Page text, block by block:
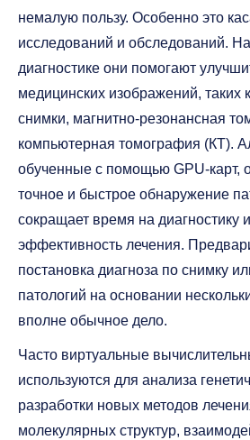
немалую пользу. Особенно это
исследований и обследований.
диагностике они помогают
медицинских изображений, таких
снимки, магнитно-резонансная
компьютерная томография (КТ).
обученные с помощью GPU-карт,
точное и быстрое обнаружение
сокращает время на диагностику
эффективность лечения.
постановка диагноза по снимку
патологий на основании
вполне обычное дело.
Часто виртуальные
используются для анализа
разработки новых методов
молекулярных структур,